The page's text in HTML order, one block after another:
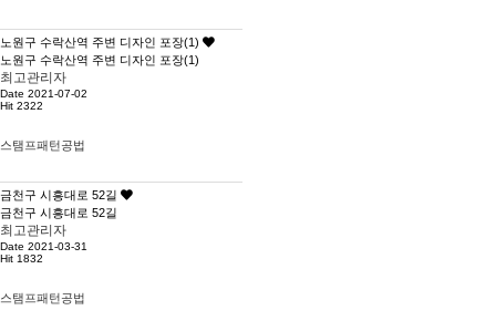
노원구 수락산역 주변 디자인 포장(1)
노원구 수락산역 주변 디자인 포장(1)
최고관리자
Date 2021-07-02
Hit 2322
스탬프패턴공법
금천구 시흥대로 52길
금천구 시흥대로 52길
최고관리자
Date 2021-03-31
Hit 1832
스탬프패턴공법